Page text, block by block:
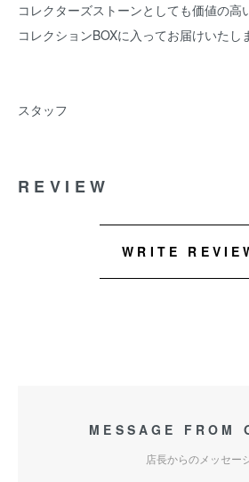
コレクターズストーンとしても価値の高
コレクションBOXに入ってお届けいたし
スタッフ
REVIEW
WRITE
MESSAGE FROM
店長からのメッセー